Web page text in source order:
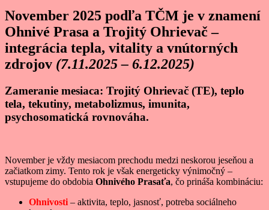
November 2025 podľa TČM je v znamení
Ohnivé Prasa a Trojitý Ohrievač –
integrácia tepla, vitality a vnútorných
zdrojov (7.11.2025 – 6.12.2025)
Zameranie mesiaca: Trojitý Ohrievač (TE), teplo
tela, tekutiny, metabolizmus, imunita,
psychosomatická rovnováha.
November je vždy mesiacom prechodu medzi neskorou jeseňou a
začiatkom zimy. Tento rok je však energeticky výnimočný –
vstupujeme do obdobia Ohnivého Prasaťa, čo prináša kombináciu:
Ohnivosti – aktivita, teplo, jasnosť, potreba sociálneho